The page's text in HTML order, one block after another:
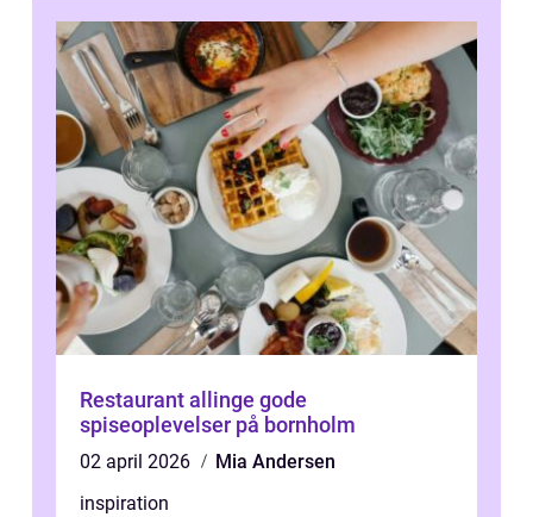
Restaurant allinge gode
spiseoplevelser på bornholm
02 april 2026
Mia Andersen
inspiration